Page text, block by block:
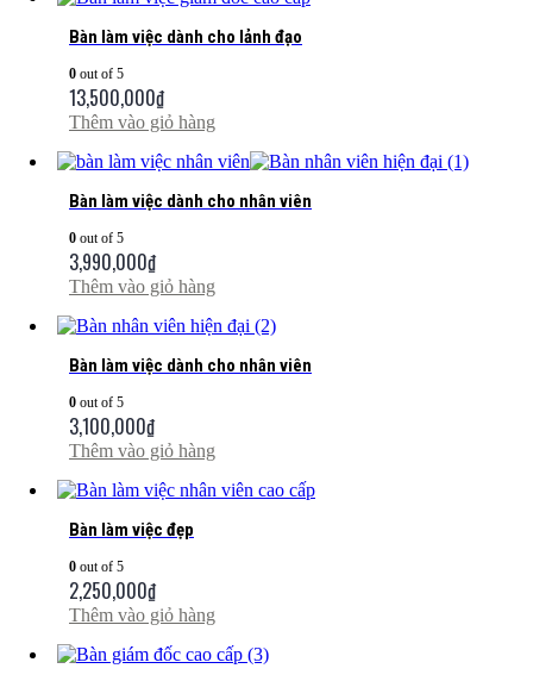
Bàn làm việc dành cho lảnh đạo
0 out of 5
13,500,000₫
Thêm vào giỏ hàng
Bàn làm việc dành cho nhân viên
0 out of 5
3,990,000₫
Thêm vào giỏ hàng
Bàn làm việc dành cho nhân viên
0 out of 5
3,100,000₫
Thêm vào giỏ hàng
Bàn làm việc đẹp
0 out of 5
2,250,000₫
Thêm vào giỏ hàng